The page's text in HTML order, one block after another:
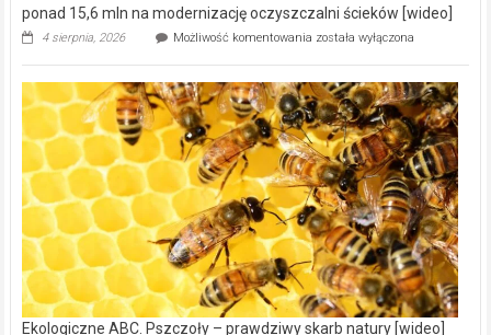
ponad 15,6 mln na modernizację oczyszczalni ścieków [wideo]
4 sierpnia, 2026 Możliwość komentowania Ekologiczne
Wręczyca
Wielka
z
dofinansowaniem
ponad
15,6
mln
na
modernizację
oczyszczalni
ścieków
[wideo]
została wyłączona
Ekologiczne ABC. Pszczoły – prawdziwy skarb natury [wideo]